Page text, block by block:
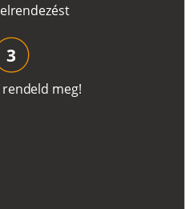
elrendezést
rendeld meg!
3